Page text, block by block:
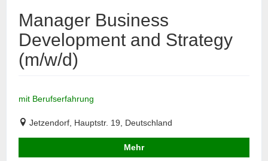
Manager Business
Development and Strategy
(m/w/d)
mit Berufserfahrung
Jetzendorf, Hauptstr. 19, Deutschland
Mehr